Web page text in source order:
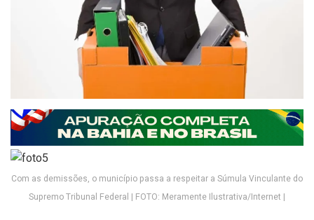
Com as demissões, o município passa a respeitar a Súmula Vinculante do
Supremo Tribunal Federal | FOTO: Meramente Ilustrativa/Internet |